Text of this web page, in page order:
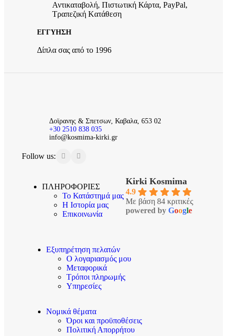
Αντικαταβολή, Πιστωτική Κάρτα, PayPal,
Τραπεζική Kατάθεση
ΕΓΓΥΗΣΗ
Δίπλα σας από το 1996
Δοϊρανης & Σπετσων, Καβαλα, 653 02
+30 2510 838 035
info@kosmima-kirki.gr
Follow us:
ΠΛΗΡΟΦΟΡΙΕΣ
Το Κατάστημά μας
Η Ιστορία μας
Επικοινωνία
Kirki Kosmima
4.9
Με βάση 84 κριτικές
powered by Google
Εξυπηρέτηση πελατών
Ο λογαριασμός μου
Μεταφορικά
Τρόποι πληρωμής
Υπηρεσίες
Νομικά θέματα
Όροι και προϋποθέσεις
Πολιτική Απορρήτου